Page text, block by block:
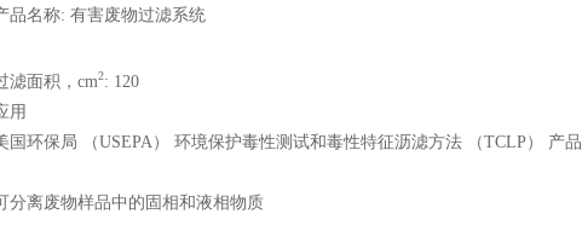
品名称: 有害废物过滤系统
滤面积，cm2: 120
用
国环保局 （USEPA） 环境保护毒性测试和毒性特征沥滤方法 （TCLP） 产品
分离废物样品中的固相和液相物质